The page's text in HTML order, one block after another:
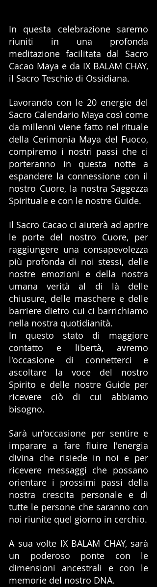
In questa celebrazione saremo
riuniti in una profonda
meditazione facilitata dal Sacro
Cacao Maya e da IX BALAM CHAY,
il Sacro Teschio di Ossidiana.
Lavorando con le 20 energie del
Sacro Calendario Maya così come
da millenni viene fatto nel rituale
della Cerimonia Maya del Fuoco,
compiremo i nostri passi che ci
porteranno in questa notte a
espandere la connessione con il
nostro Cuore, la nostra Saggezza
Spirituale e con le nostre Guide.
Il Sacro Cacao ci aiuterà ad aprire
le porte del nostro Cuore, per
raggiungere una consapevolezza
più profonda di noi stessi, delle
nostre emozioni e della nostra
umana verità al di là delle
chiusure, delle maschere e delle
barriere dietro cui ci barrichiamo
nella nostra quotidianità.
In questo stato di maggiore
contatto e libertà, avremo
l'occasione di connetterci e
ascoltare la voce del nostro
Spirito e delle nostre Guide per
ricevere ciò di cui abbiamo
bisogno.
Sarà un'occasione per sentire e
imparare a fare fluire l'energia
divina che risiede in noi e per
ricevere messaggi che possano
orientare i prossimi passi della
nostra crescita personale e di
tutte le persone che saranno con
noi riunite quel giorno in cerchio.
A sua volte IX BALAM CHAY, sarà
un poderoso ponte con le
dimensioni ancestrali e con le
memorie del nostro DNA.